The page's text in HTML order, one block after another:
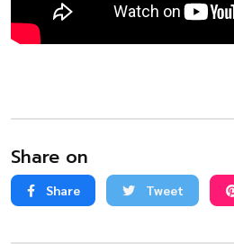
Share on
Share Tweet